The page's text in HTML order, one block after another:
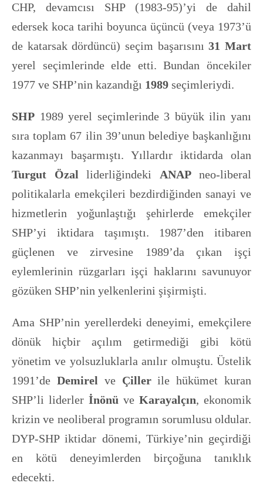
CHP, devamcısı SHP (1983-95)’yi de dahil
edersek koca tarihi boyunca üçüncü (veya 1973’ü
de katarsak dördüncü) seçim başarısını31 Mart
yerel seçimlerinde elde etti. Bundan öncekiler
1977 ve SHP’nin kazandığı 1989 seçimleriydi.
SHP 1989 yerel seçimlerinde 3 büyük ilin yanı
sıra toplam 67 ilin 39’unun belediye başkanlığını
kazanmayı başarmıştı. Yıllardır iktidarda olan
Turgut Özal liderliğindeki ANAPneo-liberal
politikalarla emekçileri bezdirdiğinden sanayi ve
hizmetlerin yoğunlaştığı şehirlerde emekçiler
SHP’yi iktidara taşımıştı. 1987’den itibaren
güçlenen ve zirvesine 1989’da çıkan işçi
eylemlerinin rüzgarları işçi haklarını savunuyor
gözüken SHP’nin yelkenlerini şişirmişti.
Ama SHP’nin yerellerdeki deneyimi, emekçilere
dönük hiçbir açılım getirmediği gibi kötü
yönetim ve yolsuzluklarla anılır olmuştu. Üstelik
1991’de Demirel ve Çillerile hükümet kuran
SHP’li liderler İnönü ve Karayalçın, ekonomik
krizin ve neoliberal programın sorumlusu oldular.
DYP-SHP iktidar dönemi, Türkiye’nin geçirdiği
en kötü deneyimlerden birçoğuna tanıklık
edecekti.